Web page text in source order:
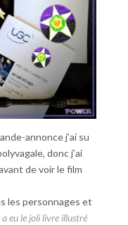
annonce j’ai su
donc j’ai
de voir le film
les personnages et
eu le joli livre illustré